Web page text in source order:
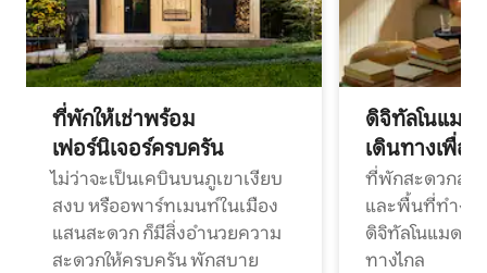
ที่พักให้เช่าพร้อม
เฟอร์นิเจอร์ครบครัน
ไม่ว่าจะเป็นเคบินบนภูเขาเงียบ
สงบ หรืออพาร์ทเมนท์ในเมือง
แสนสะดวก ก็มีสิ่งอำนวยความ
สะดวกให้ครบครัน พักสบาย
ดิจิทัลโนแมด
เดินทางเพื่อ
ที่พักสะดวกสบ
และพื้นที่ทำงา
ดิจิทัลโนแมดแ
ทางไกล